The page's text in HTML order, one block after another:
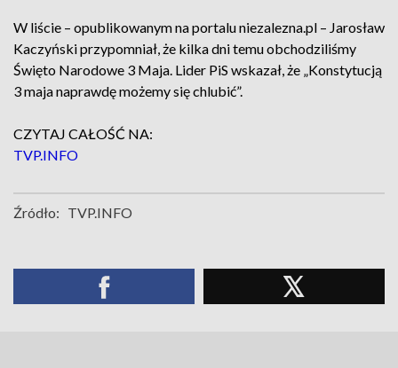
W liście – opublikowanym na portalu niezalezna.pl – Jarosław
Kaczyński przypomniał, że kilka dni temu obchodziliśmy
Święto Narodowe 3 Maja. Lider PiS wskazał, że „Konstytucją
3 maja naprawdę możemy się chlubić”.
CZYTAJ CAŁOŚĆ NA:
TVP.INFO
Źródło: TVP.INFO